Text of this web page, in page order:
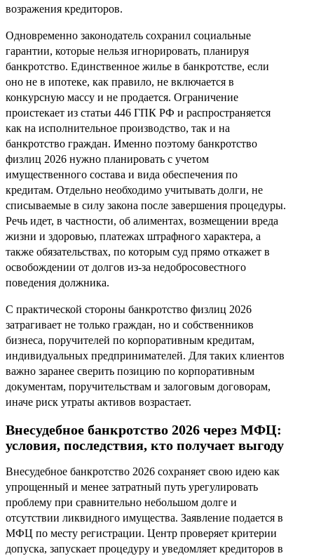
возражения кредиторов.
Одновременно законодатель сохранил социальные
гарантии, которые нельзя игнорировать, планируя
банкротство. Единственное жилье в банкротстве, если
оно не в ипотеке, как правило, не включается в
конкурсную массу и не продается. Ограничение
проистекает из статьи 446 ГПК РФ и распространяется
как на исполнительное производство, так и на
банкротство граждан. Именно поэтому банкротство
физлиц 2026 нужно планировать с учетом
имущественного состава и вида обеспечения по
кредитам. Отдельно необходимо учитывать долги, не
списываемые в силу закона после завершения процедуры.
Речь идет, в частности, об алиментах, возмещении вреда
жизни и здоровью, платежах штрафного характера, а
также обязательствах, по которым суд прямо откажет в
освобождении от долгов из-за недобросовестного
поведения должника.
С практической стороны банкротство физлиц 2026
затрагивает не только граждан, но и собственников
бизнеса, поручителей по корпоративным кредитам,
индивидуальных предпринимателей. Для таких клиентов
важно заранее сверить позицию по корпоративным
документам, поручительствам и залоговым договорам,
иначе риск утраты активов возрастает.
Внесудебное банкротство 2026 через МФЦ:
условия, последствия, кто получает выгоду
Внесудебное банкротство 2026 сохраняет свою идею как
упрощенный и менее затратный путь урегулировать
проблему при сравнительно небольшом долге и
отсутствии ликвидного имущества. Заявление подается в
МФЦ по месту регистрации. Центр проверяет критерии
допуска, запускает процедуру и уведомляет кредиторов в